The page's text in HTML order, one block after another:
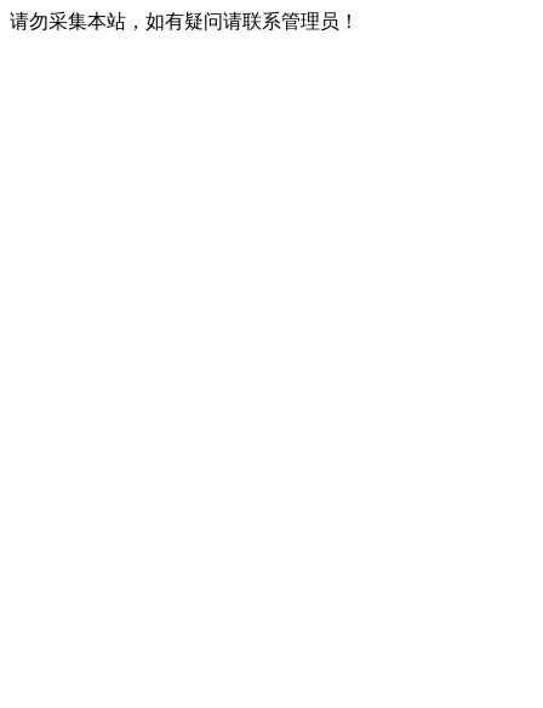
请勿采集本站，如有疑问请联系管理员！